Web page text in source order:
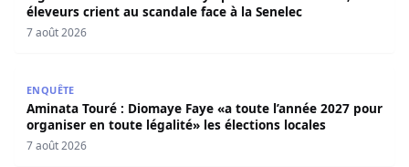
éleveurs crient au scandale face à la Senelec
7 août 2026
ENQUÊTE
Aminata Touré : Diomaye Faye «a toute l’année 2027 pour
organiser en toute légalité» les élections locales
7 août 2026